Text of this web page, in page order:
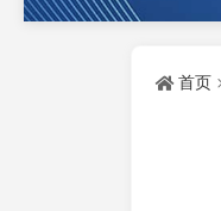
首页